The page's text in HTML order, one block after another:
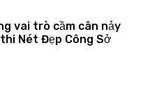
vai trò cầm cân nảy
Nét Đẹp Công Sở